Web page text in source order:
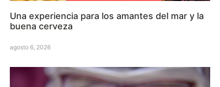
Una experiencia para los amantes del mar y la
buena cerveza
agosto 6, 2026